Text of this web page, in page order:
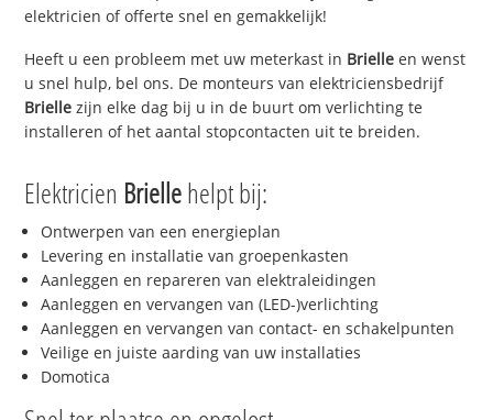
elektricien of offerte snel en gemakkelijk!
Heeft u een probleem met uw meterkast in Brielle en wenst
u snel hulp, bel ons. De monteurs van elektriciensbedrijf
Brielle zijn elke dag bij u in de buurt om verlichting te
installeren of het aantal stopcontacten uit te breiden.
Elektricien Briellehelpt bij:
Ontwerpen van een energieplan
Levering en installatie van groepenkasten
Aanleggen en repareren van elektraleidingen
Aanleggen en vervangen van (LED-)verlichting
Aanleggen en vervangen van contact- en schakelpunten
Veilige en juiste aarding van uw installaties
Domotica